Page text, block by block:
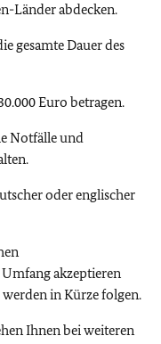
Länder abdecken.
gesamte Dauer des
Euro betragen.
Notfälle und
oder englischer
akzeptieren
in Kürze folgen.
Ihnen bei weiteren